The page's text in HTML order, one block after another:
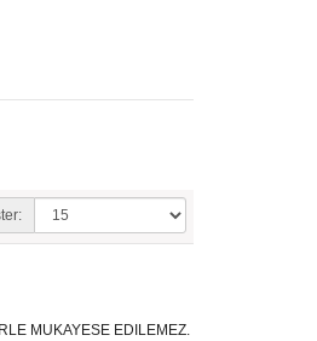
MUKAYESE EDILEMEZ.